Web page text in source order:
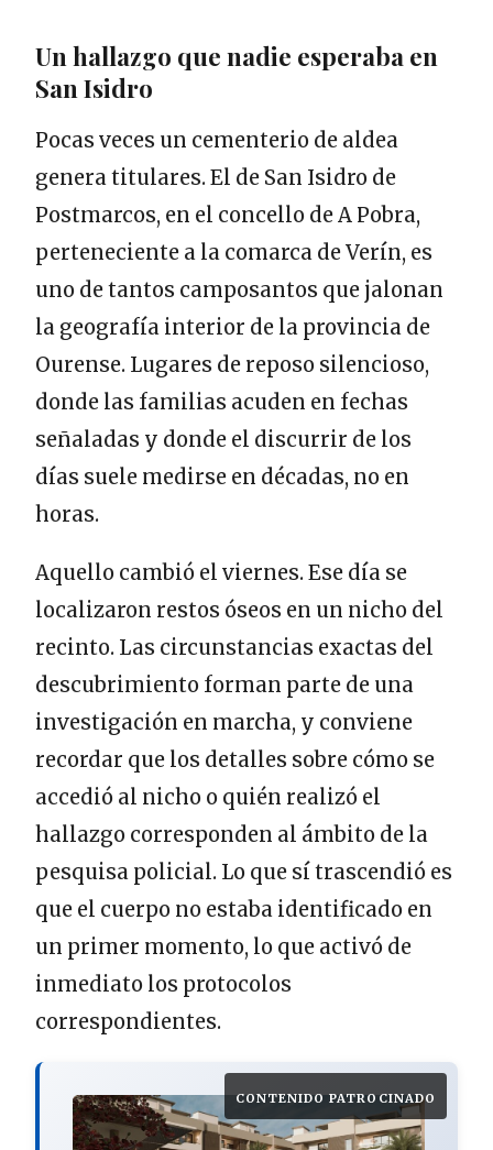
Un hallazgo que nadie esperaba en
San Isidro
Pocas veces un cementerio de aldea
genera titulares. El de San Isidro de
Postmarcos, en el concello de A Pobra,
perteneciente a la comarca de Verín, es
uno de tantos camposantos que jalonan
la geografía interior de la provincia de
Ourense. Lugares de reposo silencioso,
donde las familias acuden en fechas
señaladas y donde el discurrir de los
días suele medirse en décadas, no en
horas.
Aquello cambió el viernes. Ese día se
localizaron restos óseos en un nicho del
recinto. Las circunstancias exactas del
descubrimiento forman parte de una
investigación en marcha, y conviene
recordar que los detalles sobre cómo se
accedió al nicho o quién realizó el
hallazgo corresponden al ámbito de la
pesquisa policial. Lo que sí trascendió es
que el cuerpo no estaba identificado en
un primer momento, lo que activó de
inmediato los protocolos
correspondientes.
CONTENIDO PATROCINADO